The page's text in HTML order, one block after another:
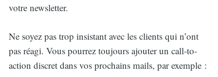
votre newsletter.
Ne soyez pas trop insistant avec les clients qui n’ont
pas réagi. Vous pourrez toujours ajouter un call-to-
action discret dans vos prochains mails, par exemple :